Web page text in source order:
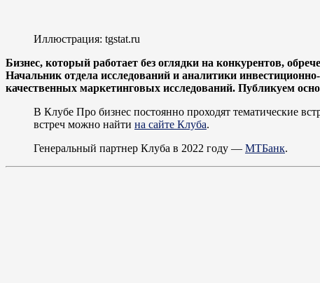
Иллюстрация: tgstat.ru
Бизнес, который работает без оглядки на конкурентов,
Начальник отдела исследований и аналитики
качественных маркетинговых исследований. Публикуем
В Клубе Про бизнес постоянно проходят тематические
встреч можно найти на сайте Клуба.
Генеральный партнер Клуба в 2022 году — МТБанк.